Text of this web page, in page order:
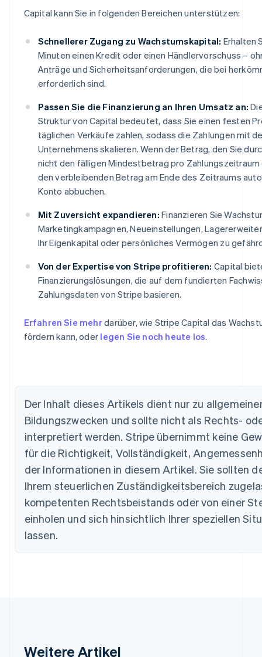
Capital kann Sie in folgenden Bereichen unterstützen:
Schnellerer Zugang zu Wachstumskapital: Erhalten
Minuten einen Kredit oder einen Händlervorschuss –
Anträge und Sicherheitsanforderungen, die bei
erforderlich sind.
Passen Sie die Finanzierung an Ihren Umsatz an:
Struktur von Capital bedeutet, dass Sie einen festen
täglichen Verkäufe zahlen, sodass die Zahlungen mit
Unternehmens skalieren. Wenn der Betrag, den Sie
nicht den fälligen Mindestbetrag pro
den verbleibenden Betrag am Ende des Zeitraums
Konto abbuchen.
Mit Zuversicht expandieren: Finanzieren Sie
Marketingkampagnen, Neueinstellungen,
Ihr Eigenkapital oder persönliches Vermögen zu
Von der Expertise von Stripe profitieren: Capital
Finanzierungslösungen, die auf dem fundierten
Zahlungsdaten von Stripe basieren.
Erfahren Sie mehrdarüber, wie Stripe Capital das
fördern kann, oder legen Sie noch heute los.
Der Inhalt dieses Artikels dient nur zu
Bildungszwecken und sollte nicht als Rechts-
interpretiert werden. Stripe übernimmt keine
für die Richtigkeit, Vollständigkeit,
der Informationen in diesem Artikel. Sie sollten
Ihrem steuerlichen Zuständigkeitsbereich
kompetenten Rechtsbeistands oder von einer
einholen und sich hinsichtlich Ihrer speziellen
lassen.
Weitere Artikel
Australien
Belgien
NederlandsFrançaisDeutschEnglish
Brasilien
PortuguêsEnglish
Bulgarien
English
Dänemark
English
Deutschland
Estland
English
English